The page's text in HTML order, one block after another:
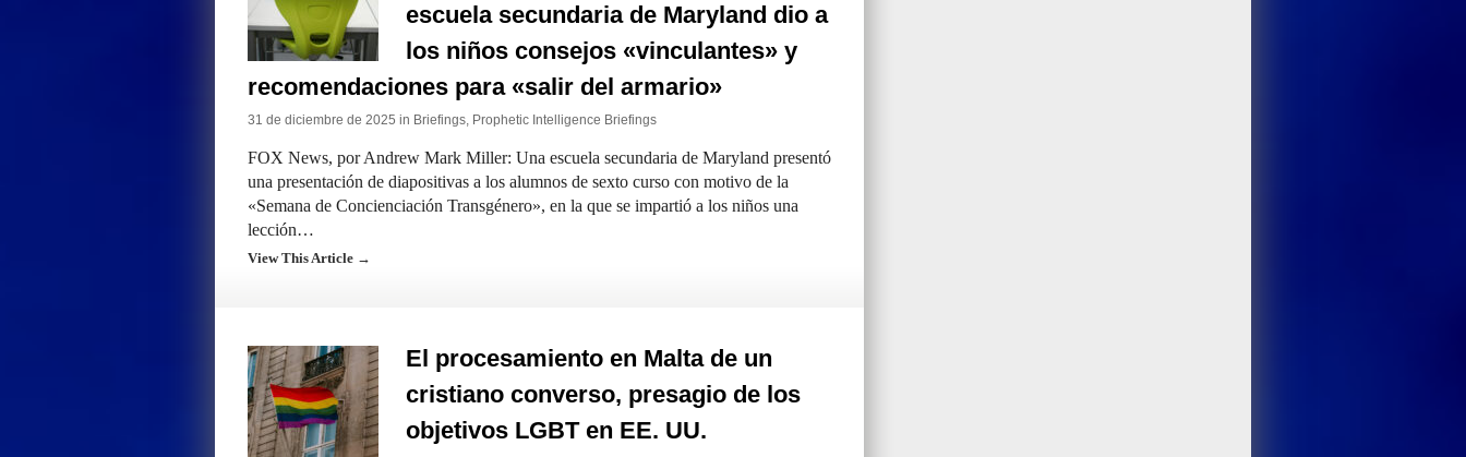
escuela secundaria de Maryland dio a
los niños consejos «vinculantes» y
recomendaciones para «salir del armario»
31 de diciembre de 2025 in Briefings, Prophetic Intelligence Briefings
FOX News, por Andrew Mark Miller: Una escuela secundaria de Maryland presentó
una presentación de diapositivas a los alumnos de sexto curso con motivo de la
«Semana de Concienciación Transgénero», en la que se impartió a los niños una
lección…
View This Article →
El procesamiento en Malta de un
cristiano converso, presagio de los
objetivos LGBT en EE. UU.